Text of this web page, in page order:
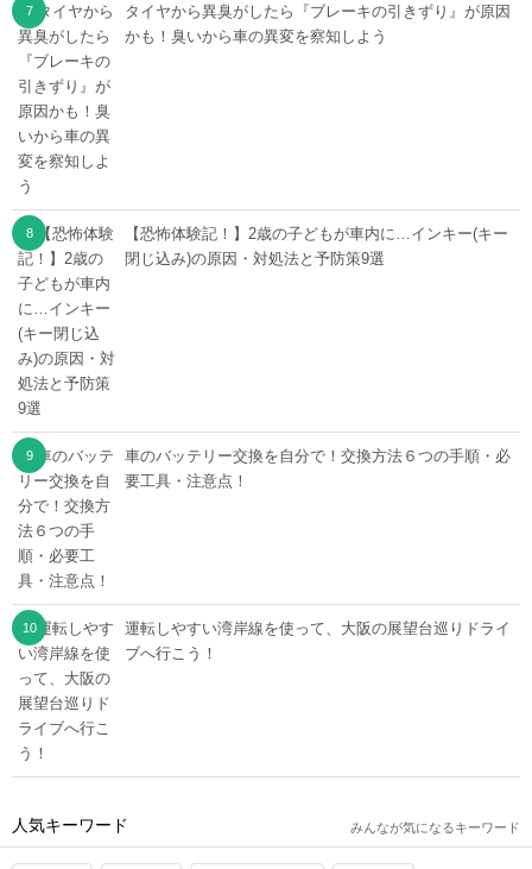
タイヤから異臭がしたら『ブレーキの引きずり』が原因
かも！臭いから車の異変を察知しよう
【恐怖体験記！】2歳の子どもが車内に…インキー(キー
閉じ込み)の原因・対処法と予防策9選
車のバッテリー交換を自分で！交換方法６つの手順・必
要工具・注意点！
運転しやすい湾岸線を使って、大阪の展望台巡りドライ
ブへ行こう！
人気キーワード みんなが気になるキーワード